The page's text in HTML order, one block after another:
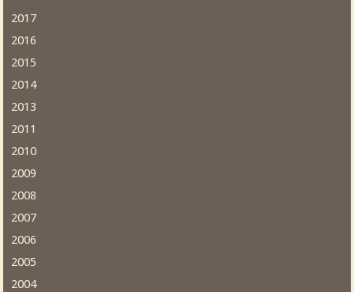
2017
2016
2015
2014
2013
2011
2010
2009
2008
2007
2006
2005
2004